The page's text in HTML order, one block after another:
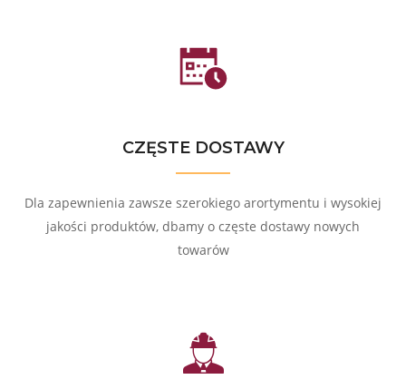
CZĘSTE DOSTAWY
Dla zapewnienia zawsze szerokiego arortymentu i wysokiej
jakości produktów, dbamy o częste dostawy nowych
towarów